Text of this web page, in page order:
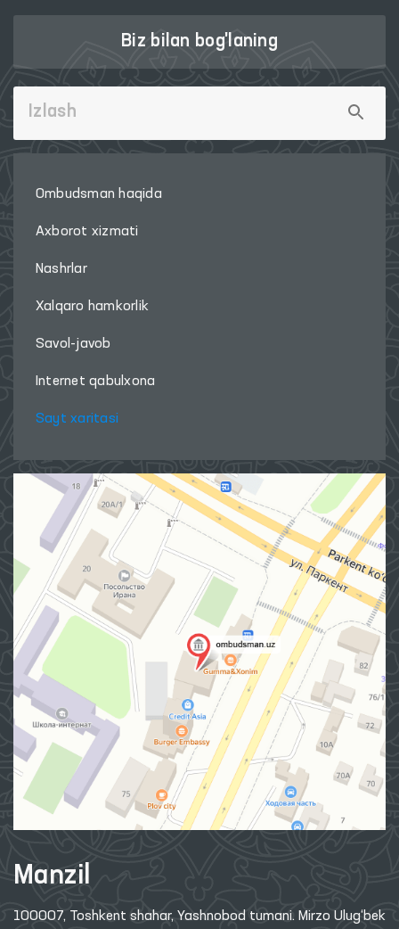
Biz bilan bog'laning
Ombudsman haqida
Axborot xizmati
Nashrlar
Xalqaro hamkorlik
Savol-javob
Internet qabulxona
Sayt xaritasi
Manzil
100007, Toshkent shahar, Yashnobod tumani. Mirzo Ulug‘bek